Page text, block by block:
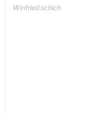
Winfried schich